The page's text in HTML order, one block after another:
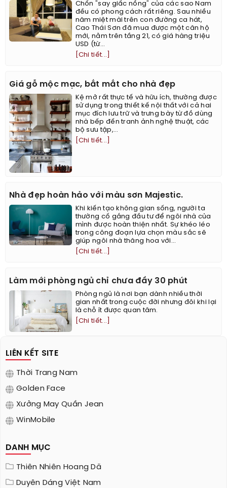
Chốn "say giấc nồng" của các sao Nam
đều có phong cách rất riêng. Sau nhiều
năm miệt mài trên con đường ca hát,
Cao Thái Sơn đã mua được một căn hộ
mới, nằm trên tầng 21, có giá hàng triệu
USD (từ...
[Chi tiết...]
Giá gỗ mộc mạc, bắt mắt cho nhà đẹp
Kệ mở rất thực tế và hữu ích, thường được
sử dụng trong thiết kế nội thất với cả hai
mục đích lưu trữ và trưng bày từ đồ dùng
nhà bếp đến tranh ảnh nghệ thuật, các
bộ sưu tập,...
[Chi tiết...]
Nhà đẹp hoàn hảo với màu sơn Majestic.
Khi kiến tạo không gian sống, người ta
thường cố gắng đầu tư để ngôi nhà của
mình được hoàn thiện nhất. Sự khéo léo
trong công đoạn lựa chọn màu sắc sẽ
giúp ngôi nhà thăng hoa với...
[Chi tiết...]
Làm mới phòng ngủ chỉ chưa đầy 30 phút
Phòng ngủ là nơi bạn dành nhiều thời
gian nhất trong cuộc đời nhưng đôi khi lại
là chỗ ít được quan tâm.
[Chi tiết...]
LIÊN KẾT SITE
Thời Trang Nam
Golden Face
Xưởng May Quần Jean
WinMobile
DANH MỤC
Thiên Nhiên Hoang Dã
Duyên Dáng Việt Nam